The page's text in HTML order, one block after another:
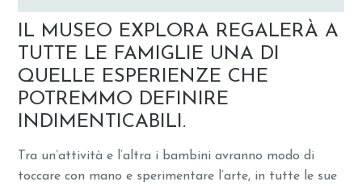
IL MUSEO EXPLORA REGALERÀ A
TUTTE LE FAMIGLIE UNA DI
QUELLE ESPERIENZE CHE
POTREMMO DEFINIRE
INDIMENTICABILI.
Tra un’attività e l’altra i bambini avranno modo di
toccare con mano e sperimentare l’arte, in tutte le sue